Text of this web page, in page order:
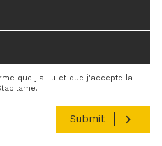
que j'ai lu et que j'accepte la